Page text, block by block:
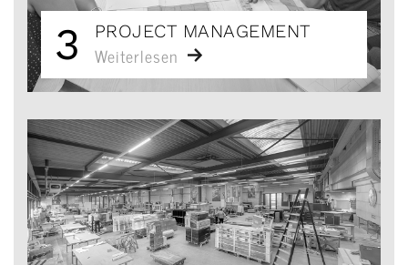
3 PROJECT MANAGEMENT
Weiterlesen